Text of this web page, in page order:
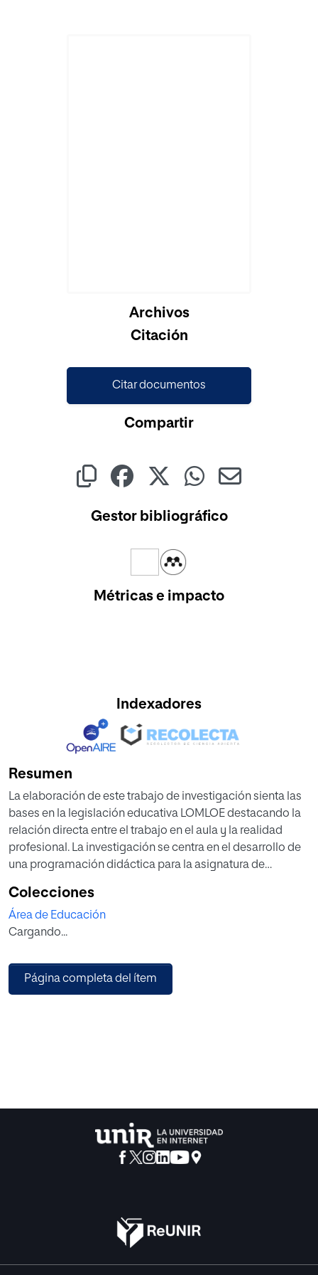
Archivos
Citación
Citar documentos
Compartir
Gestor bibliográfico
Métricas e impacto
Indexadores
Resumen
La elaboración de este trabajo de investigación sienta las
bases en la legislación educativa LOMLOE destacando la
relación directa entre el trabajo en el aula y la realidad
profesional. La investigación se centra en el desarrollo de
una programación didáctica para la asignatura de
con la cultura como elemento que integra los contenidos
curriculares. En el estudio in situ del patrimonio trabajan de
manera interdisciplinar los profesionales de diversas áreas
traslada al aula por medio de un proyecto transversal que
conecta las distintas asignaturas, promoviendo la
Colecciones
Área de Educación
Cargando...
Página completa del ítem